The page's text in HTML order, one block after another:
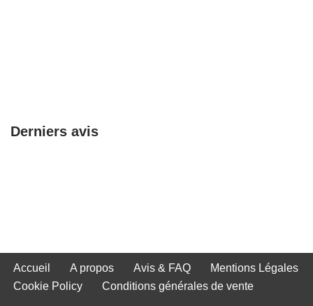
Derniers avis
Accueil A propos Avis & FAQ
Mentions Légales
Cookie Policy
Conditions générales de vente